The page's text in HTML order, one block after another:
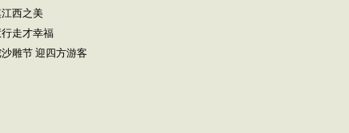
西之美
走才幸福
雕节 迎四方游客